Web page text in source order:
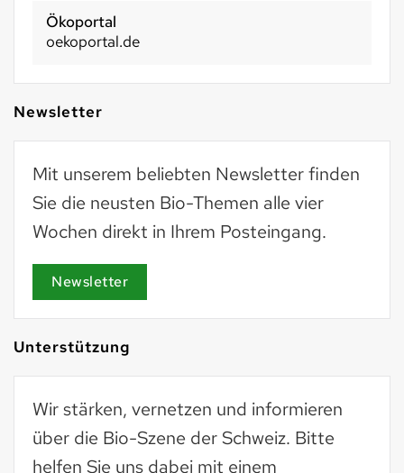
Ökoportal
oekoportal.de
Newsletter
Mit unserem beliebten Newsletter finden
Sie die neusten Bio-Themen alle vier
Wochen direkt in Ihrem Posteingang.
Newsletter
Unterstützung
Wir stärken, vernetzen und informieren
über die Bio-Szene der Schweiz. Bitte
helfen Sie uns dabei mit einem